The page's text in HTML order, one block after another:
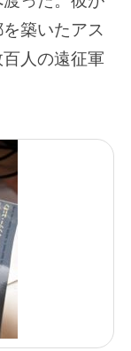
築いたアス
人の遠征軍